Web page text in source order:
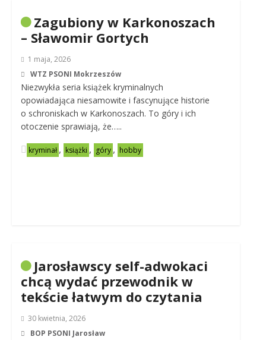
Zagubiony w Karkonoszach
– Sławomir Gortych
1 maja, 2026
WTZ PSONI Mokrzeszów
Niezwykła seria książek kryminalnych
opowiadająca niesamowite i fascynujące historie
o schroniskach w Karkonoszach. To góry i ich
otoczenie sprawiają, że…..
kryminał , książki , góry , hobby
Jarosławscy self-adwokaci
chcą wydać przewodnik w
tekście łatwym do czytania
30 kwietnia, 2026
BOP PSONI Jarosław